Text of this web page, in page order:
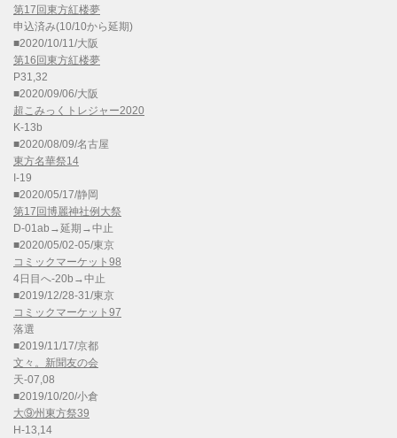
第17回東方紅楼夢
申込済み(10/10から延期)
■2020/10/11/大阪
第16回東方紅楼夢
P31,32
■2020/09/06/大阪
超こみっくトレジャー2020
K-13b
■2020/08/09/名古屋
東方名華祭14
I-19
■2020/05/17/静岡
第17回博麗神社例大祭
D-01ab→延期→中止
■2020/05/02-05/東京
コミックマーケット98
4日目へ-20b→中止
■2019/12/28-31/東京
コミックマーケット97
落選
■2019/11/17/京都
文々。新聞友の会
天-07,08
■2019/10/20/小倉
大⑨州東方祭39
H-13,14